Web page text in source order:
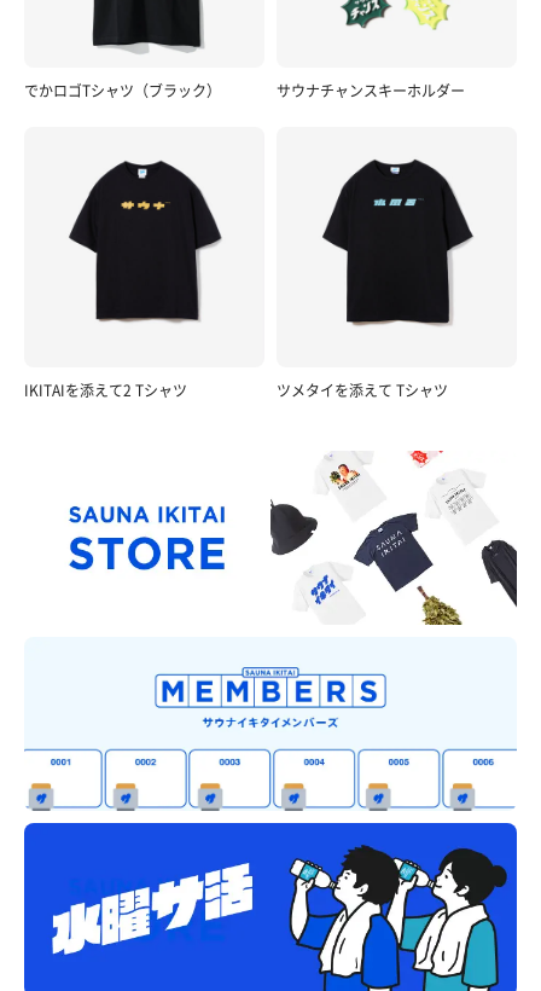
でかロゴTシャツ（ブラック） サウナチャンスキーホルダー
IKITAIを添えて2 Tシャツ ツメタイを添えて Tシャツ